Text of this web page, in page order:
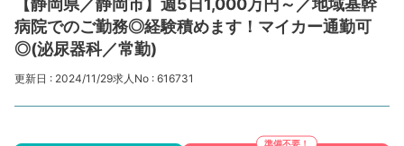
【静岡県／静岡市】週5日1,000万円～／地域基幹
病院でのご勤務◎経験積めます！マイカー通勤可
◎(泌尿器科／常勤)
更新日 : 2024/11/29求人No : 616731